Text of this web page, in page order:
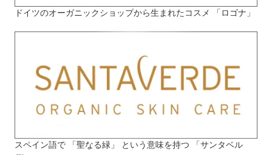
ドイツのオーガニックショップから生まれたコスメ 「ロゴナ」
スペイン語で 「聖なる緑」 という意味を持つ 「サンタベル